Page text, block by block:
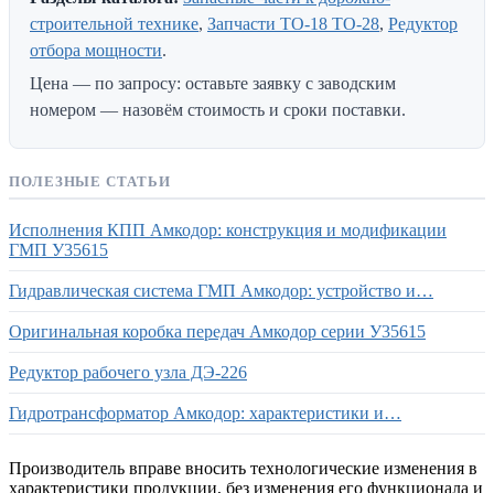
строительной технике, Запчасти ТО-18 ТО-28, Редуктор
отбора мощности.
Цена — по запросу: оставьте заявку с заводским
номером — назовём стоимость и сроки поставки.
ПОЛЕЗНЫЕ СТАТЬИ
Исполнения КПП Амкодор: конструкция и модификации
ГМП У35615
Гидравлическая система ГМП Амкодор: устройство и…
Оригинальная коробка передач Амкодор серии У35615
Редуктор рабочего узла ДЭ-226
Гидротрансформатор Амкодор: характеристики и…
Производитель вправе вносить технологические изменения в
характеристики продукции, без изменения его функционала и